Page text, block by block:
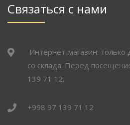
Связаться с нами
Интернет-магазин: только
со склада. Перед
139 71 12.
+998 97 139 71 12